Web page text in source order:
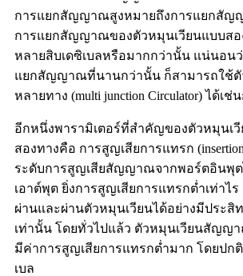
การแยกสัญญาณสูงหมายถึงการแยกสัญ
การแยกสัญญาณของตัวหมุนเวียนแบบสอ
หลายสิบเดซิเบลหรือมากกว่านั้น แน่นอนว่
แยกสัญญาณที่นานกว่านั้น ก็สามารถใช้ตั
หลายทาง (multi junction Circulator) ได้เช่
อีกหนึ่งพารามิเตอร์ที่สำคัญของตัวหมุน
สองทางคือ การสูญเสียการแทรก
ระดับการสูญเสียสัญญาณจากพอร์ตอินพุต
เอาต์พุต ยิ่งการสูญเสียการแทรกต่ำเท่า
ผ่านและผ่านตัวหมุนเวียนได้อย่างมีประ
เท่านั้น โดยทั่วไปแล้ว ตัวหมุนเวียนสัญญ
มีค่าการสูญเสียการแทรกต่ำมาก โดยปก
เบล